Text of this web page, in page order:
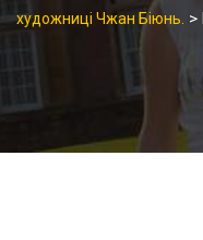
художниці Чжан Біюнь. >